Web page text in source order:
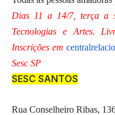
Dias 11 a 14/7, terça a
Tecnologias e Artes.
Inscrições em
Sesc SP
SESC SANTOS
Rua Conselheiro Ribas,